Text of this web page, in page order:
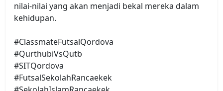
nilai-nilai yang akan menjadi bekal mereka dalam
kehidupan.
#ClassmateFutsalQordova
#QurthubiVsQutb
#SITQordova
#FutsalSekolahRancaekek